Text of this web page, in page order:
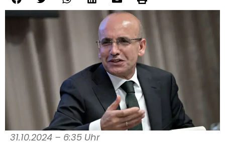
31.10.2024 – 6:35 Uhr